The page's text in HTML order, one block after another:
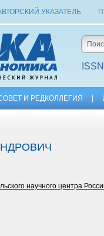
УКАЗАТЕЛЬ
И РЕДКОЛЛЕГИЯ
научного центра